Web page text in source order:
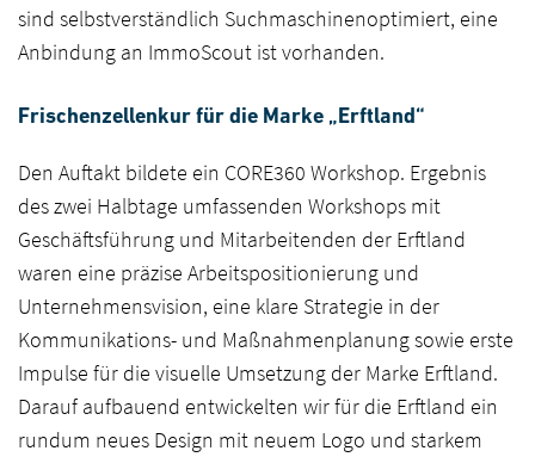
Branding
sind selbstverständlich Suchmaschinenoptimiert, eine
Anbindung an ImmoScout ist vorhanden.
Frischenzellenkur für die Marke „Erftland“
Den Auftakt bildete ein CORE360 Workshop. Ergebnis
des zwei Halbtage umfassenden Workshops mit
Geschäftsführung und Mitarbeitenden der Erftland
waren eine präzise Arbeitspositionierung und
Unternehmensvision, eine klare Strategie in der
Kommunikations- und Maßnahmenplanung sowie erste
Impulse für die visuelle Umsetzung der Marke Erftland.
Darauf aufbauend entwickelten wir für die Erftland ein
rundum neues Design mit neuem Logo und starkem